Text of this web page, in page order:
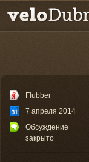
Flubber
7 апреля 2014
Обсуждение
закрыто